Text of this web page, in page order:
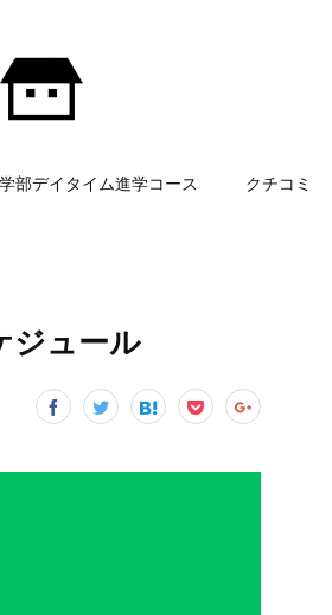
部デイタイム進学コース クチコミ
ジュール